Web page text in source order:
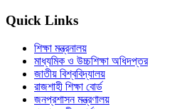
Quick Links
শিক্ষা মন্ত্রনালয়
মাধ্যমিক ও উচ্চশিক্ষা অধিদপ্তর
জাতীয় বিশ্ববিদ্যালয়
রাজশাহী শিক্ষা বোর্ড
জনপ্রশাসন মন্ত্রণালয়